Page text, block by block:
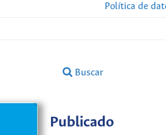
Política de
Buscar
Publicado